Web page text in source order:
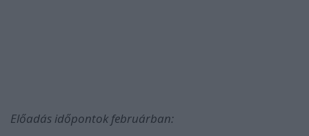
Előadás időpontok februárban: